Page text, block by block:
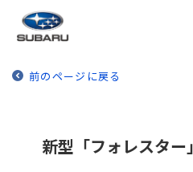
前のページに戻る
新型「フォレスタ